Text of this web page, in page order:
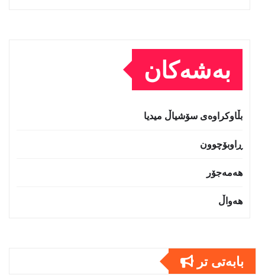
بەشەکان
بڵاوکراوەی سۆشیاڵ میدیا
ڕاوبۆچوون
هەمەجۆر
هەواڵ
بابەتى تر